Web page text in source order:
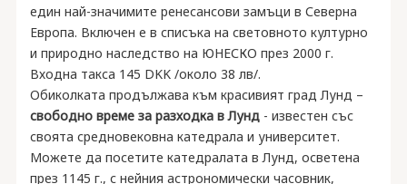
един най-значимите ренесансови замъци в Северна
Европа. Включен е в списъка на световното културно
и природно наследство на ЮНЕСКО през 2000 г.
Входна такса 145 DKK /около 38 лв/.
Обиколката продължава към красивият град Лунд –
свободно време за разходка в Лунд- известен със
своята средновековна катедрала и университет.
Можете да посетите катедралата в Лунд, осветена
през 1145 г., с нейния астрономически часовник,